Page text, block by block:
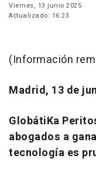
Viernes, 13 junio 2025
Actualizado: 16:23
(Información
Madrid, 13 de
GlobátiKa
abogados a
tecnología es